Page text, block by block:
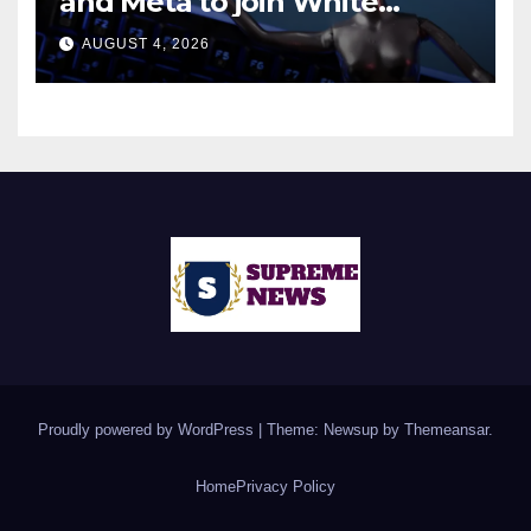
House AI security meeting
AUGUST 4, 2026
Proudly powered by WordPress | Theme: Newsup by Themeansar.
HomePrivacy Policy